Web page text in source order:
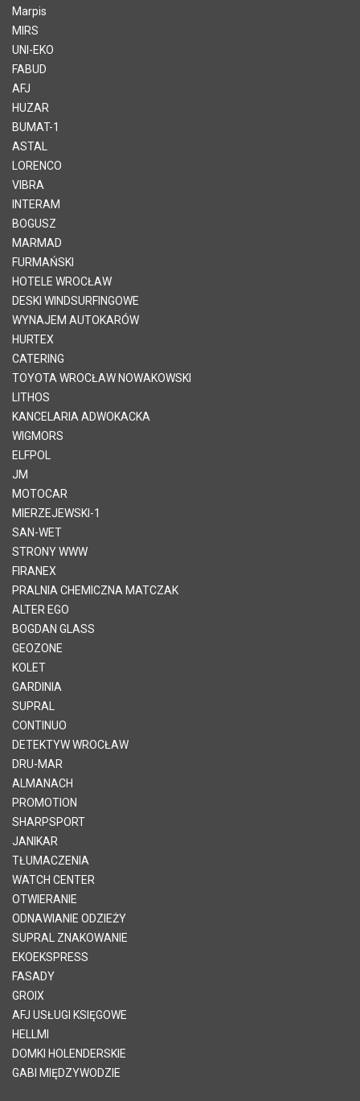
Marpis
MIRS
UNI-EKO
FABUD
AFJ
HUZAR
BUMAT-1
ASTAL
LORENCO
VIBRA
INTERAM
BOGUSZ
MARMAD
FURMAŃSKI
HOTELE WROCŁAW
DESKI WINDSURFINGOWE
WYNAJEM AUTOKARÓW
HURTEX
CATERING
TOYOTA WROCŁAW NOWAKOWSKI
LITHOS
KANCELARIA ADWOKACKA
WIGMORS
ELFPOL
JM
MOTOCAR
MIERZEJEWSKI-1
SAN-WET
STRONY WWW
FIRANEX
PRALNIA CHEMICZNA MATCZAK
ALTER EGO
BOGDAN GLASS
GEOZONE
KOLET
GARDINIA
SUPRAL
CONTINUO
DETEKTYW WROCŁAW
DRU-MAR
ALMANACH
PROMOTION
SHARPSPORT
JANIKAR
TŁUMACZENIA
WATCH CENTER
OTWIERANIE
ODNAWIANIE ODZIEŻY
SUPRAL ZNAKOWANIE
EKOEKSPRESS
FASADY
GROIX
AFJ USŁUGI KSIĘGOWE
HELLMI
DOMKI HOLENDERSKIE
GABI MIĘDZYWODZIE